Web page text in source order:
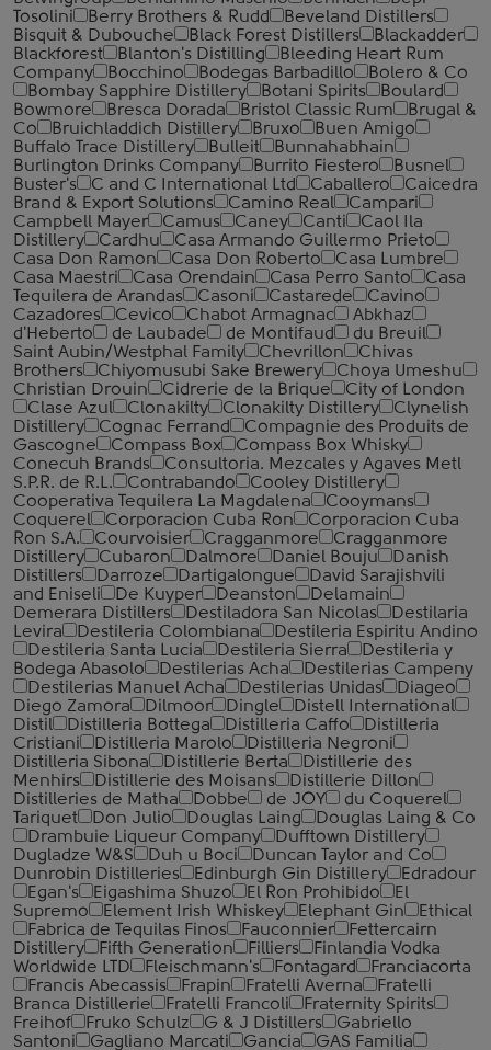
Tosolini
Berry Brothers & Rudd
Beveland Distillers
Bisquit & Dubouche
Black Forest Distillers
Blackadder
Blackforest
Blanton's Distilling
Bleeding Heart Rum
Company
Bocchino Bodegas Barbadillo
Bolero & Co
Bombay Sapphire Distillery
Botani Spirits
Boulard
Bowmore
Bresca Dorada Bristol Classic Rum
Brugal &
Co
Bruichladdich Distillery Bruxo
Buen Amigo
Buffalo Trace Distillery
Bulleit
Bunnahabhain
Burlington Drinks Company
Burrito Fiestero
Busnel
Buster's
C and C International Ltd Caballero
Caicedra
Brand & Export Solutions
Camino Real
Campari
Campbell Mayer
Camus Caney Canti
Caol Ila
Distillery
Cardhu
Casa Armando Guillermo Prieto
Casa Don Ramon
Casa Don Roberto
Casa Lumbre
Casa Maestri
Casa Orendain Casa Perro Santo
Casa
Tequilera de Arandas
Casoni Castarede
Cavino
Cazadores
Cevico Chabot Armagnac
Abkhaz
d'Heberto
de Laubade de Montifaud
du Breuil
Saint Aubin/Westphal Family
Chevrillon
Chivas
Brothers
Chiyomusubi Sake Brewery
Choya Umeshu
Christian Drouin
Cidrerie de la Brique
City of London
Clase Azul
Clonakilty Clonakilty Distillery
Clynelish
Distillery
Cognac Ferrand
Compagnie des Produits de
Gascogne
Compass Box
Compass Box Whisky
Conecuh Brands
Consultoria. Mezcales y Agaves Metl
S.P.R. de R.L.
Contrabando
Cooley Distillery
Cooperativa Tequilera La Magdalena
Cooymans
Coquerel
Corporacion Cuba Ron
Corporacion Cuba
Ron S.A.
Courvoisier Cragganmore
Cragganmore
Distillery
Cubaron Dalmore Daniel Bouju
Danish
Distillers
Darroze Dartigalongue
David Sarajishvili
and Eniseli
De Kuyper Deanston
Delamain
Demerara Distillers
Destiladora San Nicolas
Destilaria
Levira
Destileria Colombiana
Destileria Espiritu Andino
Destileria Santa Lucia
Destileria Sierra
Destileria y
Bodega Abasolo
Destilerias Acha
Destilerias Campeny
Destilerias Manuel Acha
Destilerias Unidas
Diageo
Diego Zamora
Dilmoor Dingle
Distell International
Distil
Distilleria Bottega Distilleria Caffo
Distilleria
Cristiani
Distilleria Marolo
Distilleria Negroni
Distilleria Sibona
Distillerie Berta
Distillerie des
Menhirs
Distillerie des Moisans
Distillerie Dillon
Distilleries de Matha
Dobbe de JOY
du Coquerel
Tariquet
Don Julio Douglas Laing
Douglas Laing & Co
Drambuie Liqueur Company
Dufftown Distillery
Dugladze W&S
Duh u Boci
Duncan Taylor and Co
Dunrobin Distilleries
Edinburgh Gin Distillery
Edradour
Egan's
Eigashima Shuzo El Ron Prohibido
El
Supremo
Element Irish Whiskey Elephant Gin
Ethical
Fabrica de Tequilas Finos
Fauconnier
Fettercairn
Distillery
Fifth Generation Filliers
Finlandia Vodka
Worldwide LTD
Fleischmann's Fontagard
Franciacorta
Francis Abecassis
Frapin Fratelli Averna
Fratelli
Branca Distillerie
Fratelli ‎Francoli
Fraternity Spirits
Freihof
Fruko Schulz G & J Distillers
Gabriello
Santoni
Gagliano Marcati Gancia
GAS Familia